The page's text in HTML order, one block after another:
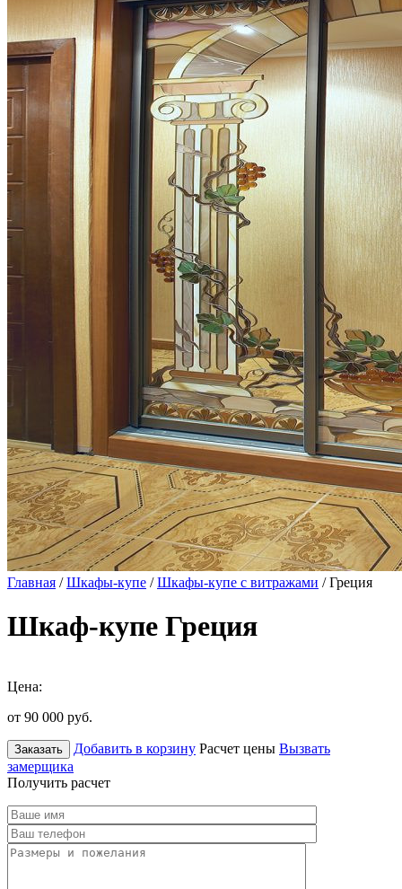
Главная /Шкафы-купе /Шкафы-купе с витражами / Греция
Шкаф-купе Греция
Цена:
от 90 000 руб.
Заказать Добавить в корзину Расчет цены Вызвать
замерщика
Получить расчет